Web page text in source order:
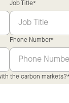
Job Title*
Phone Number*
the carbon markets?*